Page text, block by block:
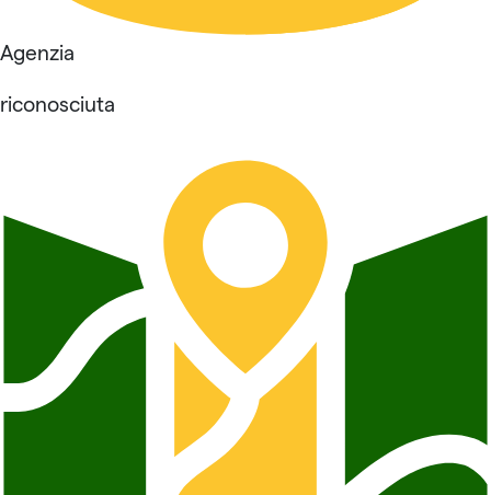
Agenzia
riconosciuta